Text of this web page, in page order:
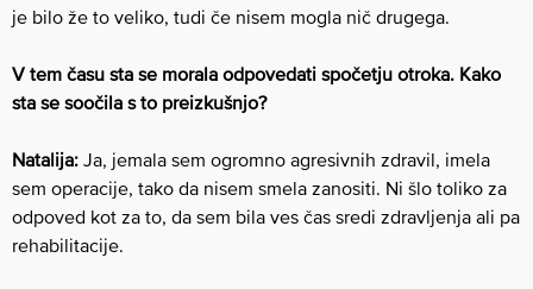
je bilo že to veliko, tudi če nisem mogla nič drugega.
V tem času sta se morala odpovedati spočetju otroka. Kako
sta se soočila s to preizkušnjo?
Natalija: Ja, jemala sem ogromno agresivnih zdravil, imela
sem operacije, tako da nisem smela zanositi. Ni šlo toliko za
odpoved kot za to, da sem bila ves čas sredi zdravljenja ali pa
rehabilitacije.